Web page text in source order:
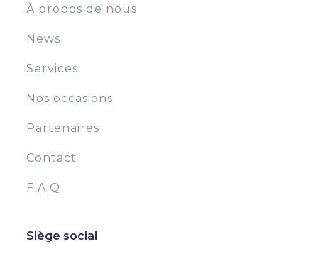
À propos de nous
News
Services
Nos occasions
Partenaires
Contact
F.A.Q
Siège social